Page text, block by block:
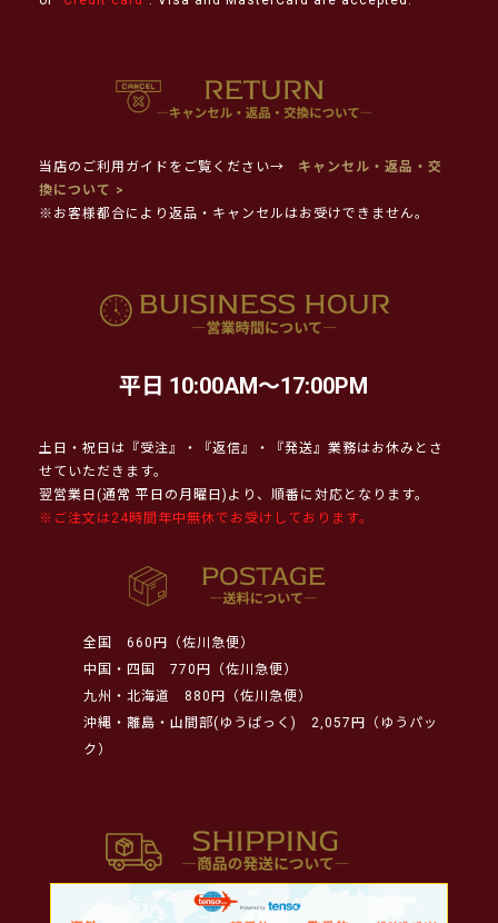
当店のご利用ガイドをご覧ください→
キャンセル・返品・交
換について >
※お客様都合により返品・キャンセルはお受けできません。
平日 10:00AM～17:00PM
土日・祝日は『受注』・『返信』・『発送』業務はお休みとさ
せていただきます。
翌営業日(通常 平日の月曜日)より、順番に対応となります。
※ご注文は24時間年中無休でお受けしております。
全国
660円（佐川急便）
中国・四国
770円（佐川急便）
九州・北海道
880円（佐川急便）
沖縄・離島・山間部(ゆうぱっく)
2,057円（ゆうパッ
ク）